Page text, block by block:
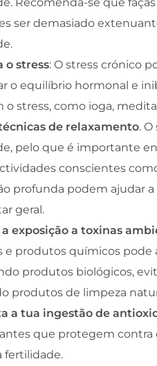
Recomenda-se que
ser demasiado
o stress: O stress crónico
o equilíbrio hormonal e
o stress, como ioga,
de relaxamento.
pelo que é importante
conscientes
profunda podem ajudar
geral.
exposição a toxinas
e produtos químicos pode
produtos biológicos,
produtos de limpeza
a tua ingestão de
que protegem contra
fertilidade.